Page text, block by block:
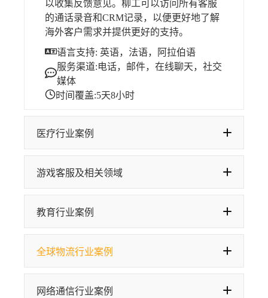
以收集反馈意见。柳工可以访问所有客服
的通话录音和CRM记录，以便更好地了解
海外客户需求并提供更好的支持。
语言支持: 英语，法语，阿拉伯语
服务渠道:电话，邮件，在线聊天，社交
媒体
时间覆盖:5天8小时
医疗行业案例
游戏客服及相关领域
教育行业案例
全球物流行业案例
网络通信行业案例